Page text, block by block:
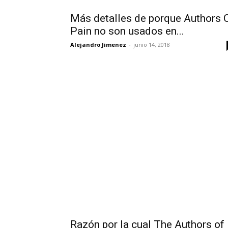
Más detalles de porque Authors
Pain no son usados en...
Alejandro Jimenez - junio 14, 2018
Razón por la cual The Authors of